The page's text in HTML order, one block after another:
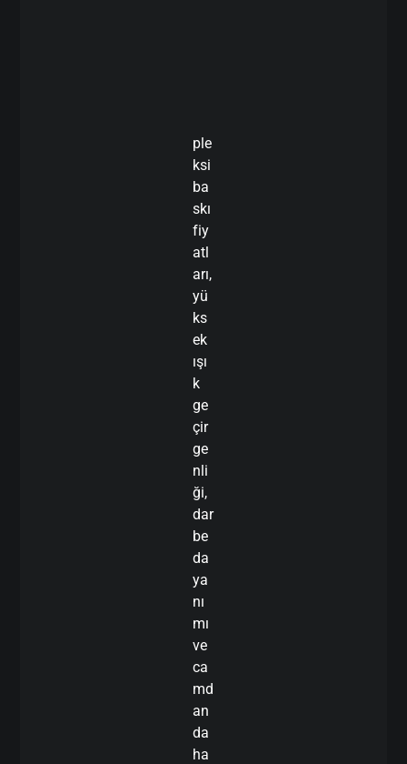
ple
ksi
ba
skı
fiy
atl
arı,
yü
ks
ek
ışı
k
ge
çir
ge
nli
ği,
dar
be
da
ya
nı
mı
ve
ca
md
an
da
ha